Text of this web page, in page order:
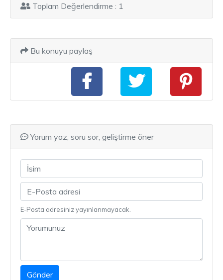
Toplam Değerlendirme : 1
Bu konuyu paylaş
Yorum yaz, soru sor, geliştirme öner
E-Posta adresiniz yayınlanmayacak.
Gönder